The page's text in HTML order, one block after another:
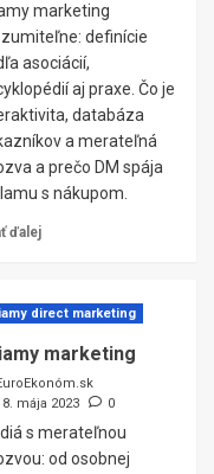
marketing
definície
asociácií,
aj praxe. Čo je
databáza
a merateľná
a prečo DM spája
s nákupom.
ďalej
direct marketing
marketing
mája 2023
0
s merateľnou
od osobnej